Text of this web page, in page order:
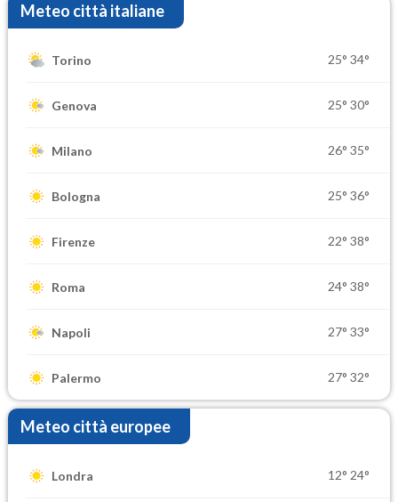
Meteo città italiane
Torino 25° 34°
Genova 25° 30°
Milano 26° 35°
Bologna 25° 36°
Firenze 22° 38°
Roma 24° 38°
Napoli 27° 33°
Palermo 27° 32°
Meteo città europee
Londra 12° 24°